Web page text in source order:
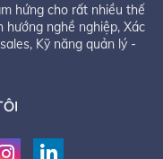
hứng cho rất nhiều thế
hướng nghề nghiệp, Xác
Kỹ năng quản lý -